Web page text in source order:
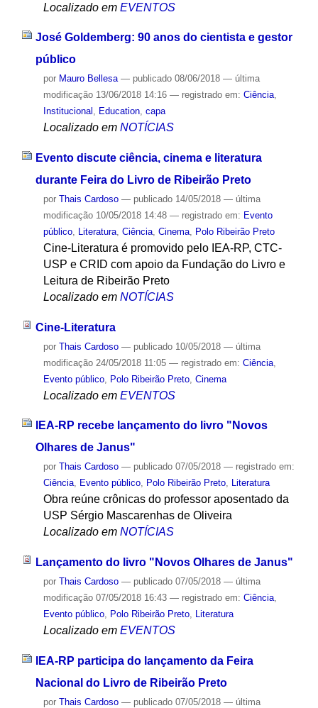
Localizado em EVENTOS
José Goldemberg: 90 anos do cientista e gestor
público
por Mauro Bellesa — publicado08/06/2018 — última
modificação13/06/2018 14:16 — registrado em: Ciência,
Institucional , Education, capa
Localizado em NOTÍCIAS
Evento discute ciência, cinema e literatura
durante Feira do Livro de Ribeirão Preto
por Thais Cardoso — publicado14/05/2018 — última
modificação10/05/2018 14:48 — registrado em: Evento
público, Literatura, Ciência, Cinema, Polo Ribeirão Preto
Cine-Literatura é promovido pelo IEA-RP, CTC-
USP e CRID com apoio da Fundação do Livro e
Leitura de Ribeirão Preto
Localizado em NOTÍCIAS
Cine-Literatura
por Thais Cardoso — publicado10/05/2018 — última
modificação24/05/2018 11:05 — registrado em: Ciência,
Evento público, Polo Ribeirão Preto, Cinema
Localizado em EVENTOS
IEA-RP recebe lançamento do livro "Novos
Olhares de Janus"
por Thais Cardoso — publicado07/05/2018 — registrado em:
Ciência, Evento público, Polo Ribeirão Preto, Literatura
Obra reúne crônicas do professor aposentado da
USP Sérgio Mascarenhas de Oliveira
Localizado em NOTÍCIAS
Lançamento do livro "Novos Olhares de Janus"
por Thais Cardoso — publicado07/05/2018 — última
modificação07/05/2018 16:43 — registrado em: Ciência,
Evento público, Polo Ribeirão Preto, Literatura
Localizado em EVENTOS
IEA-RP participa do lançamento da Feira
Nacional do Livro de Ribeirão Preto
por Thais Cardoso — publicado07/05/2018 — última